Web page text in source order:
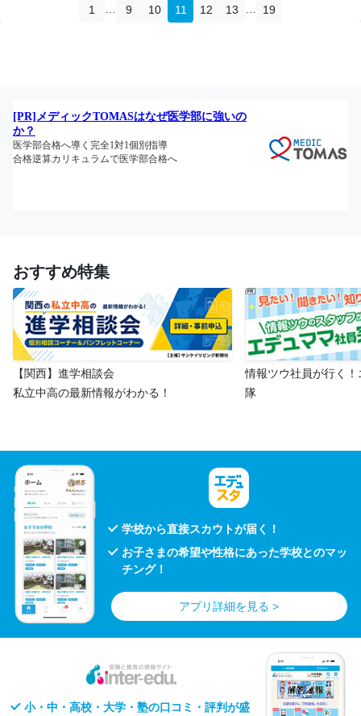
1 … 9 10 11 12 13 … 19
おすすめ特集
【関西】進学相談会
私立中高の最新情報がわかる！
情報ツウ社員が行く
隊
学校から直接スカウトが届く！
お子さまの希望や性格にあった学校とのマッ
チング！
アプリ詳細を見る >
小・中・高校・大学・塾の口コミ・評判が盛